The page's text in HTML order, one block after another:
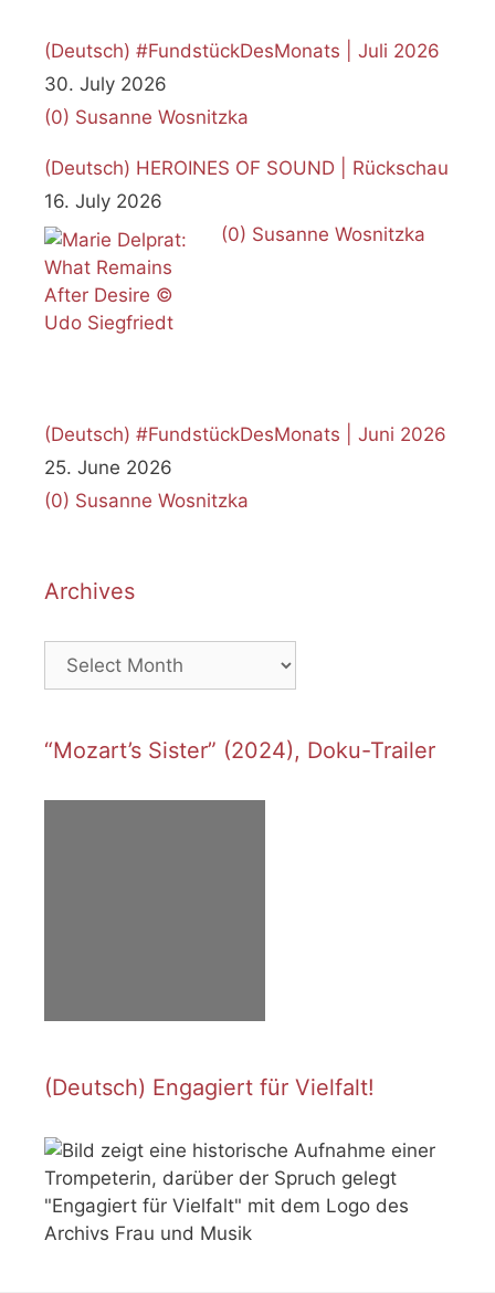
(Deutsch) #FundstückDesMonats | Juli 2026
30. July 2026
(0) Susanne Wosnitzka
(Deutsch) HEROINES OF SOUND | Rückschau
16. July 2026
(0) Susanne Wosnitzka
(Deutsch) #FundstückDesMonats | Juni 2026
25. June 2026
(0) Susanne Wosnitzka
Archives
Archives
“Mozart’s Sister” (2024), Doku-Trailer
(Deutsch) Engagiert für Vielfalt!